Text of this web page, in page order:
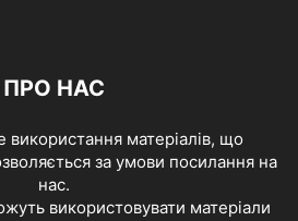
ПРО НАС
використання матеріалів, що
за умови посилання на
нас.
використовувати матеріали